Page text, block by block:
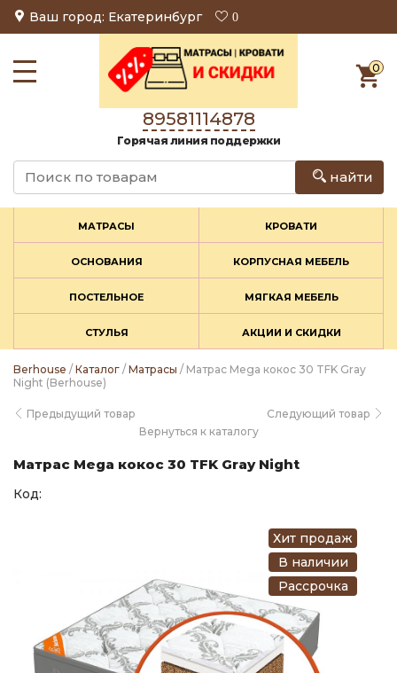
Ваш город: Екатеринбург 0
0
89581114878
Горячая линия поддержки
найти
МАТРАСЫ КРОВАТИ
ОСНОВАНИЯ КОРПУСНАЯ МЕБЕЛЬ
ПОСТЕЛЬНОЕ МЯГКАЯ МЕБЕЛЬ
СТУЛЬЯ АКЦИИ И СКИДКИ
Berhouse / Каталог / Матрасы / Матрас Mega кокос 30 TFK Gray
Night (Berhouse)
Предыдущий товар
Следующий товар
Вернуться к каталогу
Матрас Mega кокос 30 TFK Gray Night
Код:
Хит продаж
В наличии
Рассрочка